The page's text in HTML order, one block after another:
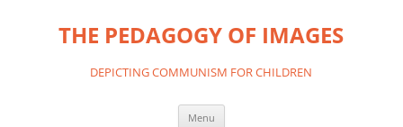
THE PEDAGOGY OF IMAGES
DEPICTING COMMUNISM FOR CHILDREN
Menu